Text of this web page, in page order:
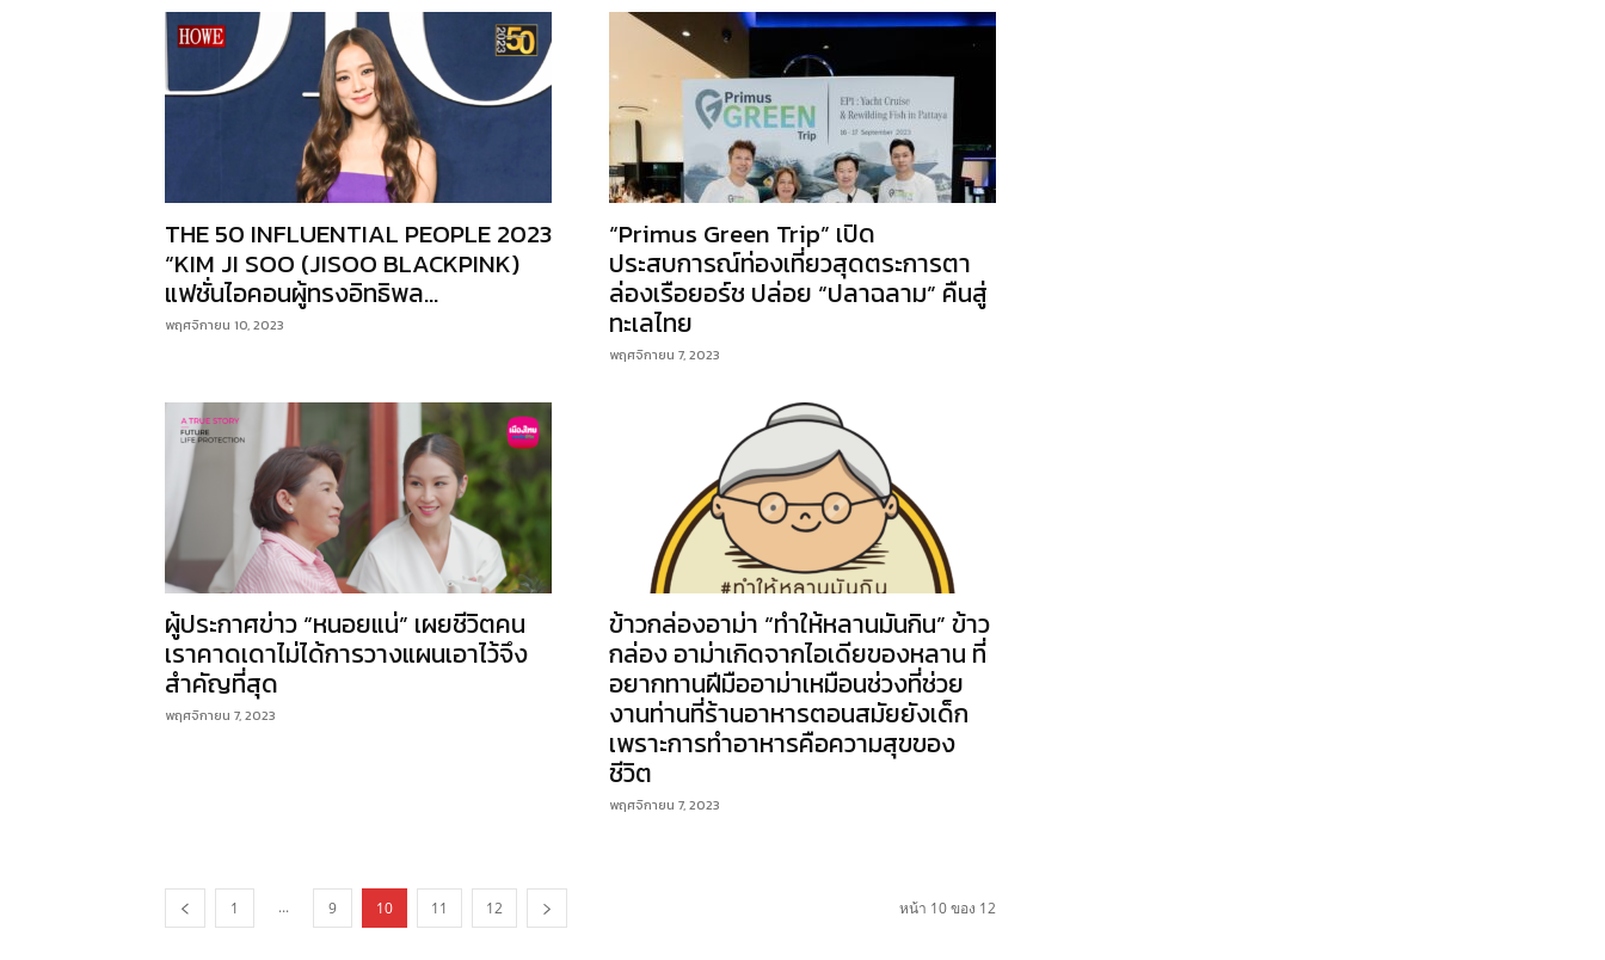
THE 50 INFLUENTIAL PEOPLE 2023
“KIM JI SOO (JISOO BLACKPINK)
แฟชั่นไอคอนผู้ทรงอิทธิพล...
พฤศจิกายน 10, 2023
“Primus Green Trip” เปิด
ประสบการณ์ท่องเที่ยวสุดตระการตา
ล่องเรือยอร์ช ปล่อย “ปลาฉลาม” คืนสู่
ทะเลไทย
พฤศจิกายน 7, 2023
ผู้ประกาศข่าว “หนอยแน่” เผยชีวิตคน
เราคาดเดาไม่ได้การวางแผนเอาไว้จึง
สำคัญที่สุด
พฤศจิกายน 7, 2023
ข้าวกล่องอาม่า “ทำให้หลานมันกิน” ข้าว
กล่อง อาม่าเกิดจากไอเดียของหลาน ที่
อยากทานฝีมืออาม่าเหมือนช่วงที่ช่วย
งานท่านที่ร้านอาหารตอนสมัยยังเด็ก
เพราะการทำอาหารคือความสุขของ
ชีวิต
พฤศจิกายน 7, 2023
1 ... 9 10 11 12 หน้า 10 ของ 12